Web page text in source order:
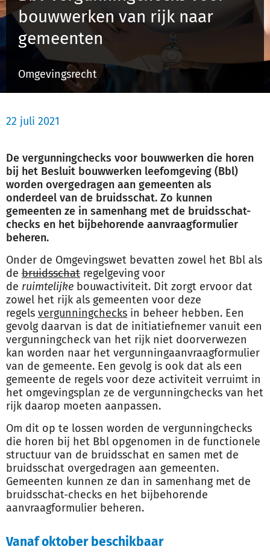
Registreren
bouwwerken van rijk naar
gemeenten
Omgevingsrecht
22 juli 2021
De vergunningchecks voor bouwwerken die horen
bij het Besluit bouwwerken leefomgeving (Bbl)
worden overgedragen aan gemeenten als
onderdeel van de bruidsschat. Zo kunnen
gemeenten ze in samenhang met de bruidsschat-
checks en het bijbehorende aanvraagformulier
beheren.
Onder de Omgevingswet bevatten zowel het Bbl als
de bruidsschat regelgeving voor
de ruimtelijke bouwactiviteit. Dit zorgt ervoor dat
zowel het rijk als gemeenten voor deze
regels vergunningchecks in beheer hebben. Een
gevolg daarvan is dat de initiatiefnemer vanuit een
vergunningcheck van het rijk niet doorverwezen
kan worden naar het vergunningaanvraagformulier
van de gemeente. Een gevolg is ook dat als een
gemeente de regels voor deze activiteit verruimt in
het omgevingsplan ze de vergunningchecks van het
rijk daarop moeten aanpassen.
Om dit op te lossen worden de vergunningchecks
die horen bij het Bbl opgenomen in de functionele
structuur van de bruidsschat en samen met de
bruidsschat overgedragen aan gemeenten.
Gemeenten kunnen ze dan in samenhang met de
bruidsschat-checks en het bijbehorende
aanvraagformulier beheren.
Vanaf oktober beschikbaar